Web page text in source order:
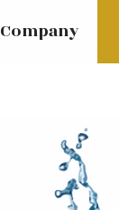
Company